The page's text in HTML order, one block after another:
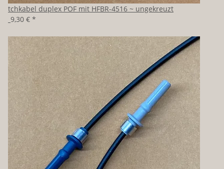
Patchkabel duplex POF mit HFBR-4516 ~ ungekreuzt
9,30 € *